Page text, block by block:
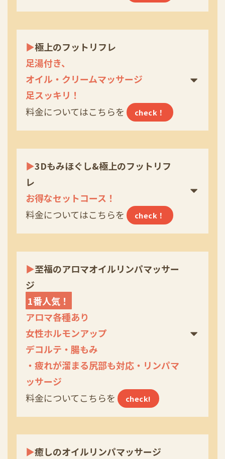
▶極上のフットリフレ
足湯付き、
オイル・クリームマッサージ
足スッキリ！
料金についてはこちらを
check！
▶3Dもみほぐし&極上のフットリフ
レ
お得なセットコース！
料金についてはこちらを
check！
▶至福のアロマオイルリンパマッサー
ジ
1番人気！
アロマ各種あり
女性ホルモンアップ
デコルテ・腸もみ
・疲れが溜まる尻部も対応・リンパマ
ッサージ
料金についてこちらを
check!
▶癒しのオイルリンパマッサージ